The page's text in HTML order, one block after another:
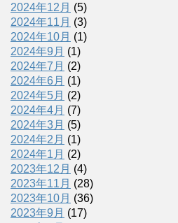
2024年12月 (5)
2024年11月 (3)
2024年10月 (1)
2024年9月 (1)
2024年7月 (2)
2024年6月 (1)
2024年5月 (2)
2024年4月 (7)
2024年3月 (5)
2024年2月 (1)
2024年1月 (2)
2023年12月 (4)
2023年11月 (28)
2023年10月 (36)
2023年9月 (17)